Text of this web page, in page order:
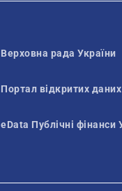
Верховна рада України
Портал відкритих даних
eData Публічні фінанси